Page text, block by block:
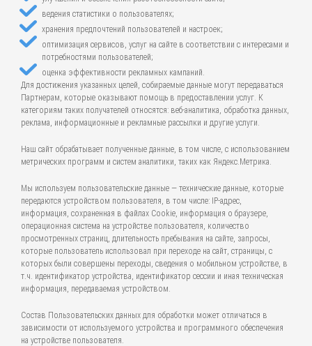
ведения статистики о пользователях;
хранения предпочтений пользователей и настроек;
оптимизация сервисов, услуг на сайте в соответствии с интересами и
потребностями пользователей;
оценка эффективности рекламных кампаний.
Для достижения указанных целей, собираемые данные могут передаваться
Партнерам, которые оказывают помощь в предоставлении услуг. К
категориям таких получателей относятся: веб-аналитика, обработка данных,
реклама, информационные и рекламные рассылки и другие услуги.
Наш сайт обрабатывает полученные данные, в том числе, с использованием
метрических программ и систем аналитики, таких как Яндекс.Метрика.
Мы используем пользовательские данные — технические данные, которые
передаются устройством пользователя, в том числе: IP-адрес,
информация, сохраненная в файлах Cookie, информация о браузере,
операционная система на устройстве пользователя, количество
просмотренных страниц, длительность пребывания на сайте, запросы,
которые пользователь использовал при переходе на сайт, страницы, с
которых были совершены переходы, сведения о мобильном устройстве, в
т.ч. идентификатор устройства, идентификатор сессии и иная техническая
информация, передаваемая устройством.
Состав Пользовательских данных для обработки может отличаться в
зависимости от используемого устройства и программного обеспечения
на устройстве пользователя.